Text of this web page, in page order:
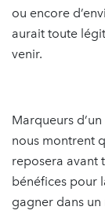
ou encore
aurait toute
venir.
Marqueurs
nous montrent
reposera avant
bénéfices pour
gagner dans